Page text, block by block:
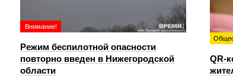
Внимание!
Режим беспилотной опасности
повторно введен в Нижегородской
области
QR-